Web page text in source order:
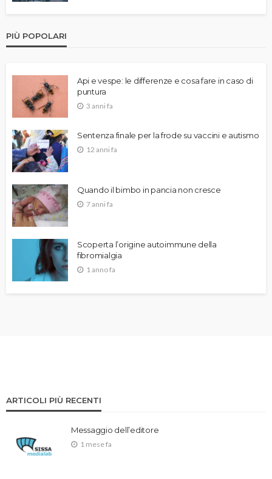
PIÙ POPOLARI
Api e vespe: le differenze e cosa fare in caso di
puntura
3 anni fa
Sentenza finale per la frode su vaccini e autismo
12 anni fa
Quando il bimbo in pancia non cresce
7 anni fa
Scoperta l’origine autoimmune della
fibromialgia
1 anno fa
ARTICOLI PIÙ RECENTI
Messaggio dell’editore
1 mese fa